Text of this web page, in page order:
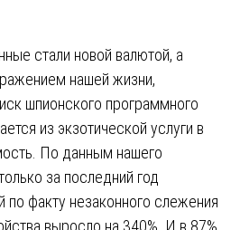
стали новой валютой, а
нашей жизни,
шпионского программного
из экзотической услуги в
По данным нашего
за последний год
по факту незаконного слежения
выросло на 340%. И в 87%